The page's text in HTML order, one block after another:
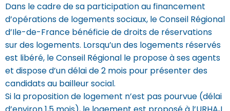
Dans le cadre de sa participation au financement
d’opérations de logements sociaux, le Conseil Régional
d’Ile-de-France bénéficie de droits de réservations
sur des logements. Lorsqu’un des logements réservés
est libéré, le Conseil Régional le propose à ses agents
et dispose d’un délai de 2 mois pour présenter des
candidats au bailleur social.
Si la proposition de logement n’est pas pourvue (délai